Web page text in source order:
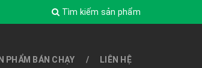
Tìm kiếm sản phẩm
PHẨM BÁN CHẠY LIÊN HỆ